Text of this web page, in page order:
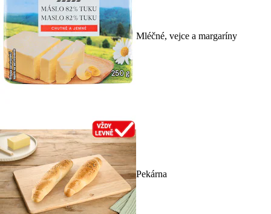
Mléčné, vejce a margaríny
Pekárna